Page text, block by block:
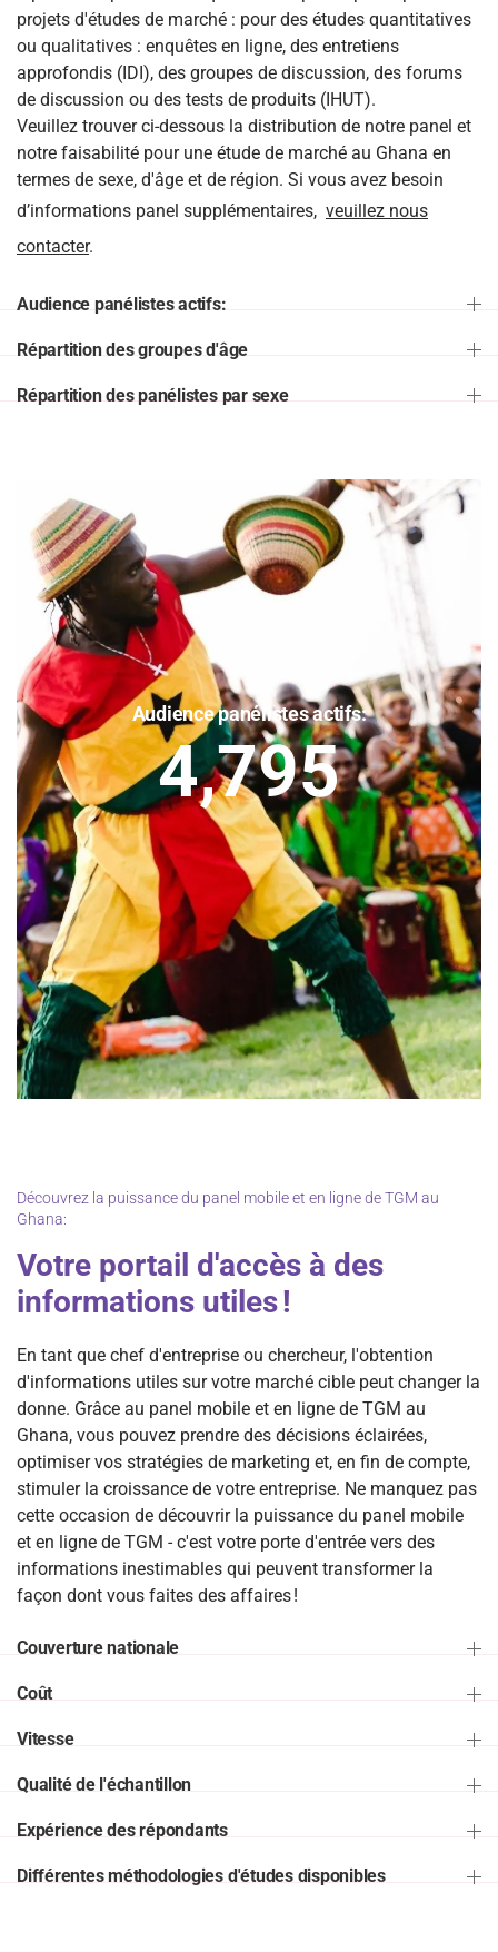
projets d'études de marché : pour des études quantitatives
ou qualitatives : enquêtes en ligne, des entretiens
approfondis (IDI), des groupes de discussion, des forums
de discussion ou des tests de produits (IHUT).
Veuillez trouver ci-dessous la distribution de notre panel et
notre faisabilité pour une étude de marché au Ghana en
termes de sexe, d'âge et de région. Si vous avez besoin
d’informations panel supplémentaires, veuillez nous
contacter.
Audience panélistes actifs:
Répartition des groupes d'âge
Répartition des panélistes par sexe
Audience panélistes actifs:
4,795
Découvrez la puissance du panel mobile et en ligne de TGM au
Ghana:
Votre portail d'accès à des
informations utiles !
En tant que chef d'entreprise ou chercheur, l'obtention
d'informations utiles sur votre marché cible peut changer la
donne. Grâce au panel mobile et en ligne de TGM au
Ghana, vous pouvez prendre des décisions éclairées,
optimiser vos stratégies de marketing et, en fin de compte,
stimuler la croissance de votre entreprise. Ne manquez pas
cette occasion de découvrir la puissance du panel mobile
et en ligne de TGM - c'est votre porte d'entrée vers des
informations inestimables qui peuvent transformer la
façon dont vous faites des affaires !
Couverture nationale
Coût
Vitesse
Qualité de l'échantillon
Expérience des répondants
Différentes méthodologies d'études disponibles